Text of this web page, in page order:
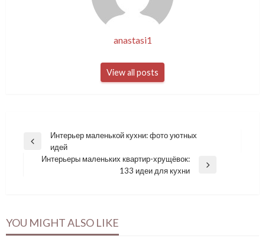
anastasi1
View all posts
Навигация
Previous
Интерьер маленькой кухни: фото уютных
идей
Интерьеры маленьких квартир-хрущёвок:
133 идеи для кухни
YOU MIGHT ALSO LIKE